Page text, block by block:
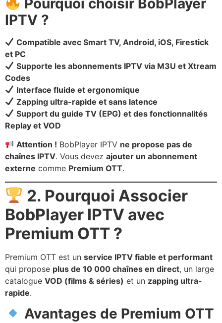
Pourquoi choisir BobPlayer
IPTV ?
Compatible avec Smart TV, Android, iOS, Firestick
et PC
Supporte les abonnements IPTV via M3U et Xtream
Codes
Interface fluide et ergonomique
Zapping ultra-rapide et sans latence
Support du guide TV (EPG) et des fonctionnalités
Replay et VOD
Attention ! BobPlayer IPTV ne propose pas de
chaînes IPTV. Vous devez ajouter un abonnement
externe comme Premium OTT.
2. Pourquoi Associer
BobPlayer IPTV avec
Premium OTT ?
Premium OTT est un service IPTV fiable et performant
qui propose plus de 10 000 chaînes en direct, un large
catalogue VOD (films & séries) et un zapping ultra-
rapide.
Avantages de Premium OTT